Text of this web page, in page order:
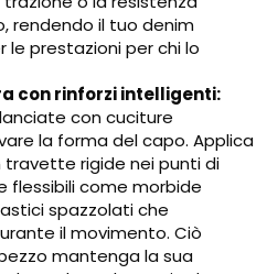
rendendo il tuo denim
prestazioni per chi lo
con rinforzi intelligenti:
con cuciture
la forma del capo. Applica
rigide nei punti di
flessibili come morbide
spazzolati che
il movimento. Ciò
mantenga la sua